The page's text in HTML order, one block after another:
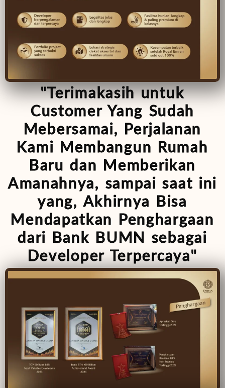
"Terimakasih untuk
Customer Yang Sudah
Mebersamai, Perjalanan
Kami Membangun Rumah
Baru dan Memberikan
Amanahnya, sampai saat ini
yang, Akhirnya Bisa
Mendapatkan Penghargaan
dari Bank BUMN sebagai
Developer Terpercaya"